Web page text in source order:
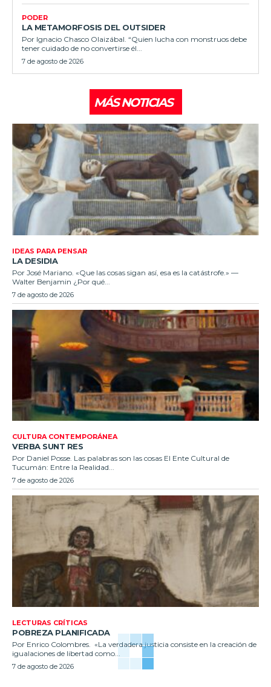
PODER
LA METAMORFOSIS DEL OUTSIDER
Por Ignacio Chasco Olaizábal. “Quien lucha con monstruos debe
tener cuidado de no convertirse él...
7 de agosto de 2026
MÁS NOTICIAS
IDEAS PARA PENSAR
LA DESIDIA
Por José Mariano. «Que las cosas sigan así, esa es la catástrofe.» —
Walter Benjamin ¿Por qué...
7 de agosto de 2026
CULTURA CONTEMPORÁNEA
VERBA SUNT RES
Por Daniel Posse. Las palabras son las cosas El Ente Cultural de
Tucumán: Entre la Realidad...
7 de agosto de 2026
LECTURAS CRÍTICAS
POBREZA PLANIFICADA
Por Enrico Colombres. «La verdadera justicia consiste en la creación de
igualaciones de libertad como...
7 de agosto de 2026